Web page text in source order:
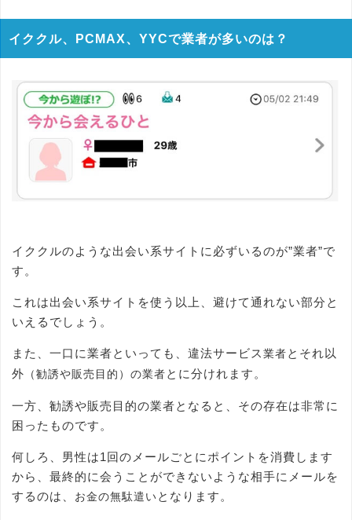
イククル、PCMAX、YYCで業者が多いのは？
イククルのような出会い系サイトに必ずいるのが”業者”で
す。
これは出会い系サイトを使う以上、避けて通れない部分と
いえるでしょう。
また、一口に業者といっても、違法サービス業者とそれ以
外 （勧誘や販売目的）の業者とに分けれます。
一方、勧誘や販売目的の業者となると、その存在は非常に
困ったものです。
何しろ、男性は1回のメールごとにポイントを消費します
から、最終的に会うことができないような相手にメールを
するのは、 お金の無駄遣いとなります。